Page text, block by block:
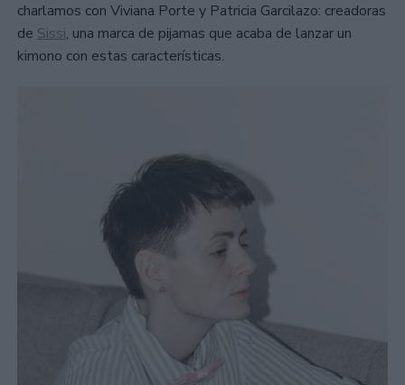
charlamos con Viviana Porte y Patricia Garcilazo: creadoras
de Sissi, una marca de pijamas que acaba de lanzar un
kimono con estas características.